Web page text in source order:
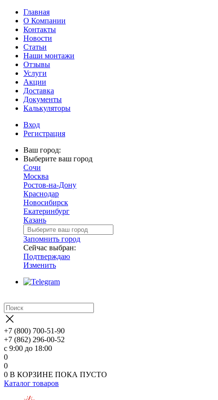
Главная
О Компании
Контакты
Новости
Статьи
Наши монтажи
Отзывы
Услуги
Акции
Доставка
Документы
Калькуляторы
Вход
Регистрация
Ваш город:
Выберите ваш город
Сочи
Москва
Ростов-на-Дону
Краснодар
Новосибирск
Екатеринбург
Казань
Запомнить город
Сейчас выбран:
Подтверждаю
Изменить
+7 (800) 700-51-90
+7 (862) 296-00-52
с 9:00 до 18:00
0
0
0 В КОРЗИНЕ ПОКА ПУСТО
Каталог товаров